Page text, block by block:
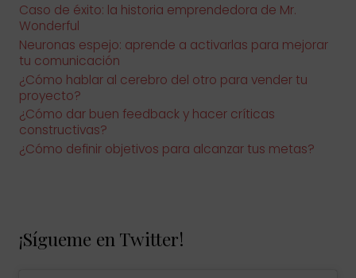
Caso de éxito: la historia emprendedora de Mr.
Wonderful
Neuronas espejo: aprende a activarlas para mejorar
tu comunicación
¿Cómo hablar al cerebro del otro para vender tu
proyecto?
¿Cómo dar buen feedback y hacer críticas
constructivas?
¿Cómo definir objetivos para alcanzar tus metas?
¡Sígueme en Twitter!